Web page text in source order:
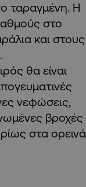
ταραγμένη. Η
στο
και στους
θα είναι
νεφώσεις,
βροχές
στα ορεινά